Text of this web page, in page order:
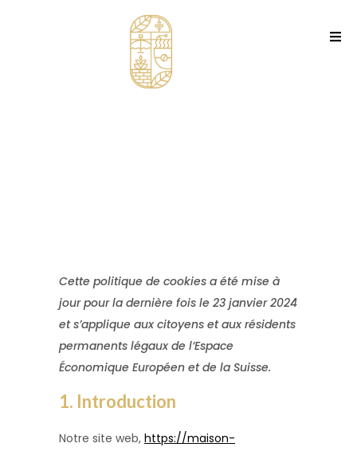
Cette politique de cookies a été mise à
jour pour la dernière fois le 23 janvier 2024
et s’applique aux citoyens et aux résidents
permanents légaux de l’Espace
Économique Européen et de la Suisse.
1. Introduction
Notre site web, https://maison-